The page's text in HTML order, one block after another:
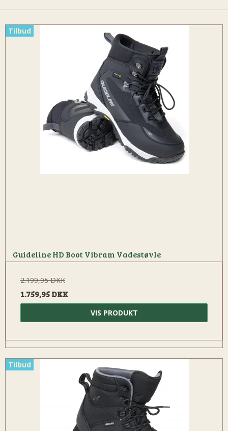
Tilbud
Guideline HD Boot Vibram Vadestøvle
2.199,95 DKK
1.759,95 DKK
VIS PRODUKT
Tilbud